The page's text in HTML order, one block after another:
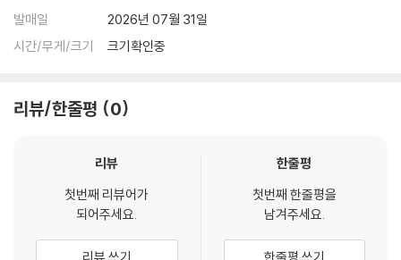
2) 디스크 라벨은 공정상 매끄럽게 부착되지 않을 수도 있으며 겉포장 비
닐은 품질보증대상이 아닙니다.
3) 일본 제작 LP는 대부분 겉비닐이 밀봉되어 있지 않습니다.
※ 재생 불량
모델) 다이내믹 사운드의 편차가 큰 트랙을 재생할 때 이상 현상이 발생할
기기 문제로 인해 발생하는 재생 불량 현상에 대해서는 반품/교환이 불가
하니 침압 조절이 가능한 기기에서 재생하실 것을 권유 드립니다.
2) 디스크는 정전기와 먼지로 인해 재생이 원활하지 않은 경우가 있습니
발매일
2026년 07월 31일
시간/무게/크기
크기확인중
리뷰/한줄평 0
리뷰
첫번째 리뷰어가
되어주세요.
한줄평
첫번째 한줄평을
남겨주세요.